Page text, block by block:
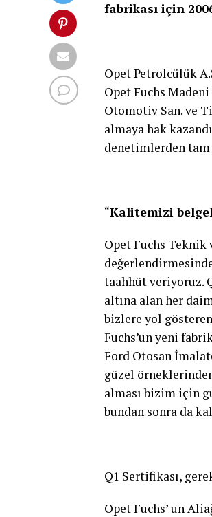
fabrikası için
Opet Petrolcülük
Opet Fuchs
Otomotiv San. ve
almaya hak
denetimlerden tam
“Kalitemizi
Opet Fuchs
taahhüt veriyoruz.
altına alan her
bizlere yol
Fuchs’un yeni
Ford Otosan
güzel
alması bizim için
bundan sonra da
Q1 Sertifikası,
Opet Fuchs’ un